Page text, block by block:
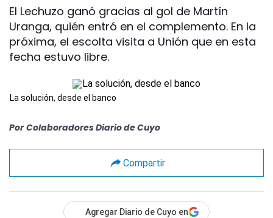
El Lechuzo ganó gracias al gol de Martín
Uranga, quién entró en el complemento. En la
próxima, el escolta visita a Unión que en esta
fecha estuvo libre.
La solución, desde el banco
Por Colaboradores Diario de Cuyo
Compartir
Agregar Diario de Cuyo en